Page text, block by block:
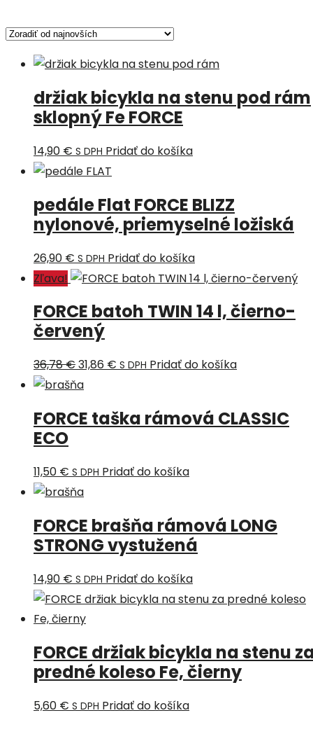
držiak bicykla na stenu pod rám
sklopný Fe FORCE
14,90 € S DPH Pridať do košíka
pedále Flat FORCE BLIZZ
nylonové, priemyselné ložiská
26,90 € S DPH Pridať do košíka
Zľava!
FORCE batoh TWIN 14 l, čierno-
červený
36,78€31,86 € S DPH Pridať do košíka
FORCE taška rámová CLASSIC
ECO
11,50 € S DPH Pridať do košíka
FORCE brašňa rámová LONG
STRONG vystužená
14,90 € S DPH Pridať do košíka
FORCE držiak bicykla na stenu
predné koleso Fe, čierny
5,60 € S DPH Pridať do košíka